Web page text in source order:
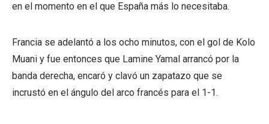
en el momento en el que España más lo necesitaba.
Francia se adelantó a los ocho minutos, con el gol de Kolo
Muani y fue entonces que Lamine Yamal arrancó por la
banda derecha, encaró y clavó un zapatazo que se
incrustó en el ángulo del arco francés para el 1-1.